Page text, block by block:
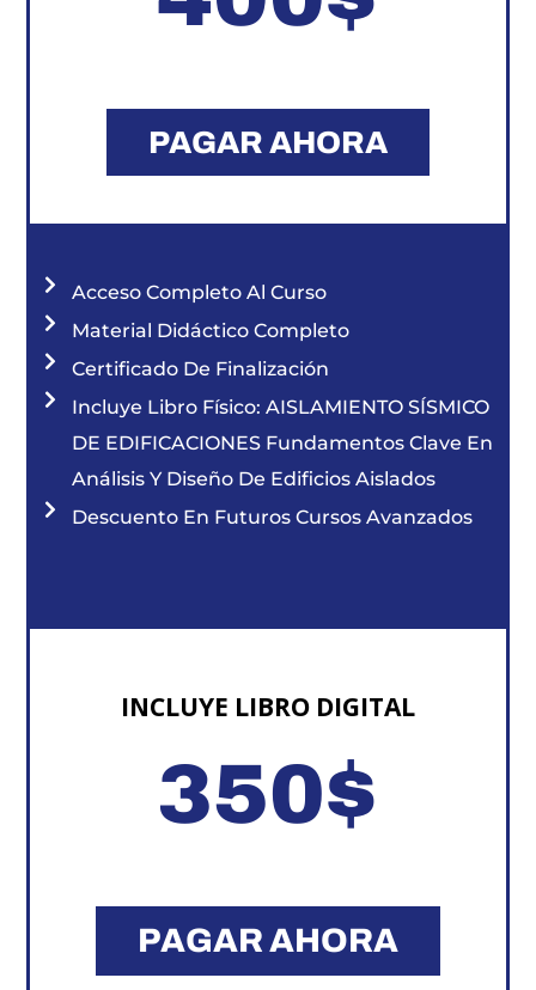
PAGAR AHORA
Acceso Completo Al Curso
Material Didáctico Completo
Certificado De Finalización
Incluye Libro Físico: AISLAMIENTO SÍSMICO
DE EDIFICACIONES Fundamentos Clave En
Análisis Y Diseño De Edificios Aislados
Descuento En Futuros Cursos Avanzados
INCLUYE LIBRO DIGITAL
350$
PAGAR AHORA